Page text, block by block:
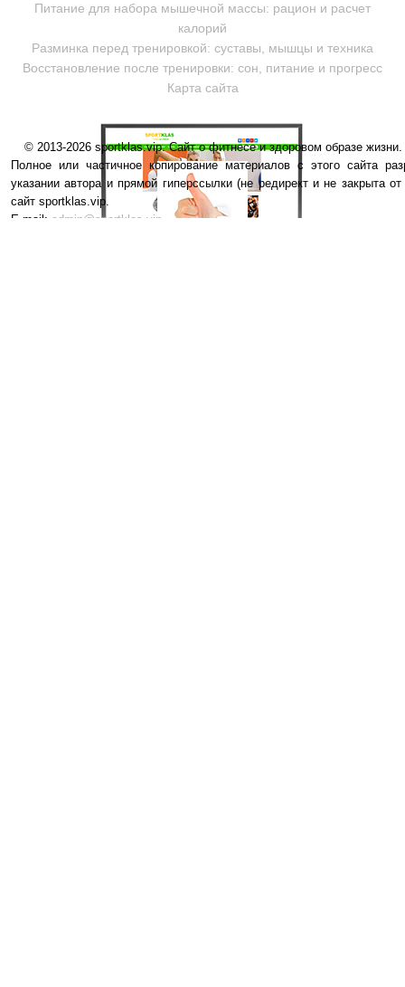
Питание для набора мышечной массы: рацион и расчет
калорий
Разминка перед тренировкой: суставы, мышцы и техника
Восстановление после тренировки: сон, питание и прогресс
Карта сайта
© 2013-2026 sportklas.vip. Сайт о фитнесе и здоровом образе
Полное или частичное копирование материалов с этого сайта
указании автора и прямой гиперссылки (не редирект и не закрыта
сайт sportklas.vip.
E-mail: admin@sportklas.vip